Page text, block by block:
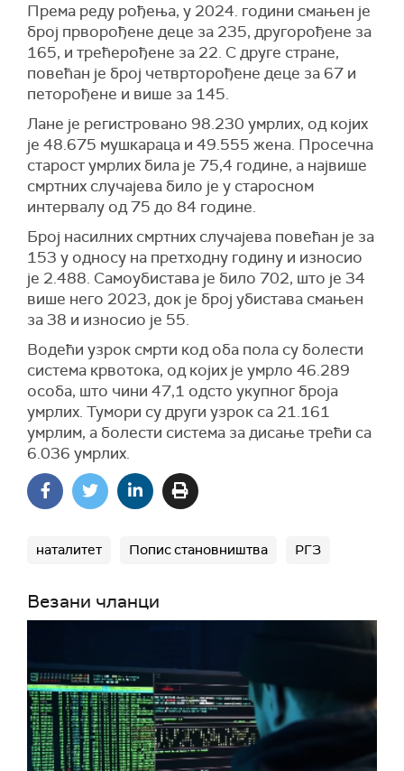
Према реду рођења, у 2024. години смањен је
број прворођене деце за 235, другорођене за
165, и трећерођене за 22. С друге стране,
повећан је број четврторођене деце за 67 и
петорођене и више за 145.
Лане је регистровано 98.230 умрлих, од којих
је 48.675 мушкараца и 49.555 жена. Просечна
старост умрлих била је 75,4 године, а највише
смртних случајева било је у старосном
интервалу од 75 до 84 године.
Број насилних смртних случајева повећан је за
153 у односу на претходну годину и износио
је 2.488. Самоубистава је било 702, што је 34
више него 2023, док је број убистава смањен
за 38 и износио је 55.
Водећи узрок смрти код оба пола су болести
система крвотока, од којих је умрло 46.289
особа, што чини 47,1 одсто укупног броја
умрлих. Тумори су други узрок са 21.161
умрлим, а болести система за дисање трећи са
6.036 умрлих.
наталитет Попис становништва РГЗ
Везани чланци